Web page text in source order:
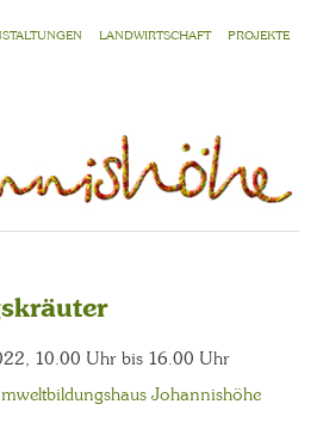
LANDWIRTSCHAFT PROJEKTE
10.00 Uhr bis 16.00 Uhr
Johannishöhe